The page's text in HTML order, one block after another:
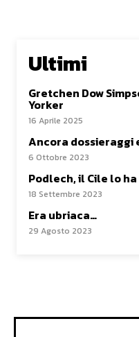
Ultimi
Gretchen Dow
Yorker
16 Aprile 2025
Ancora dossieraggi
6 Ottobre 2023
Podlech, il Cile lo
18 Settembre 2023
Era ubriaca…
29 Agosto 2023